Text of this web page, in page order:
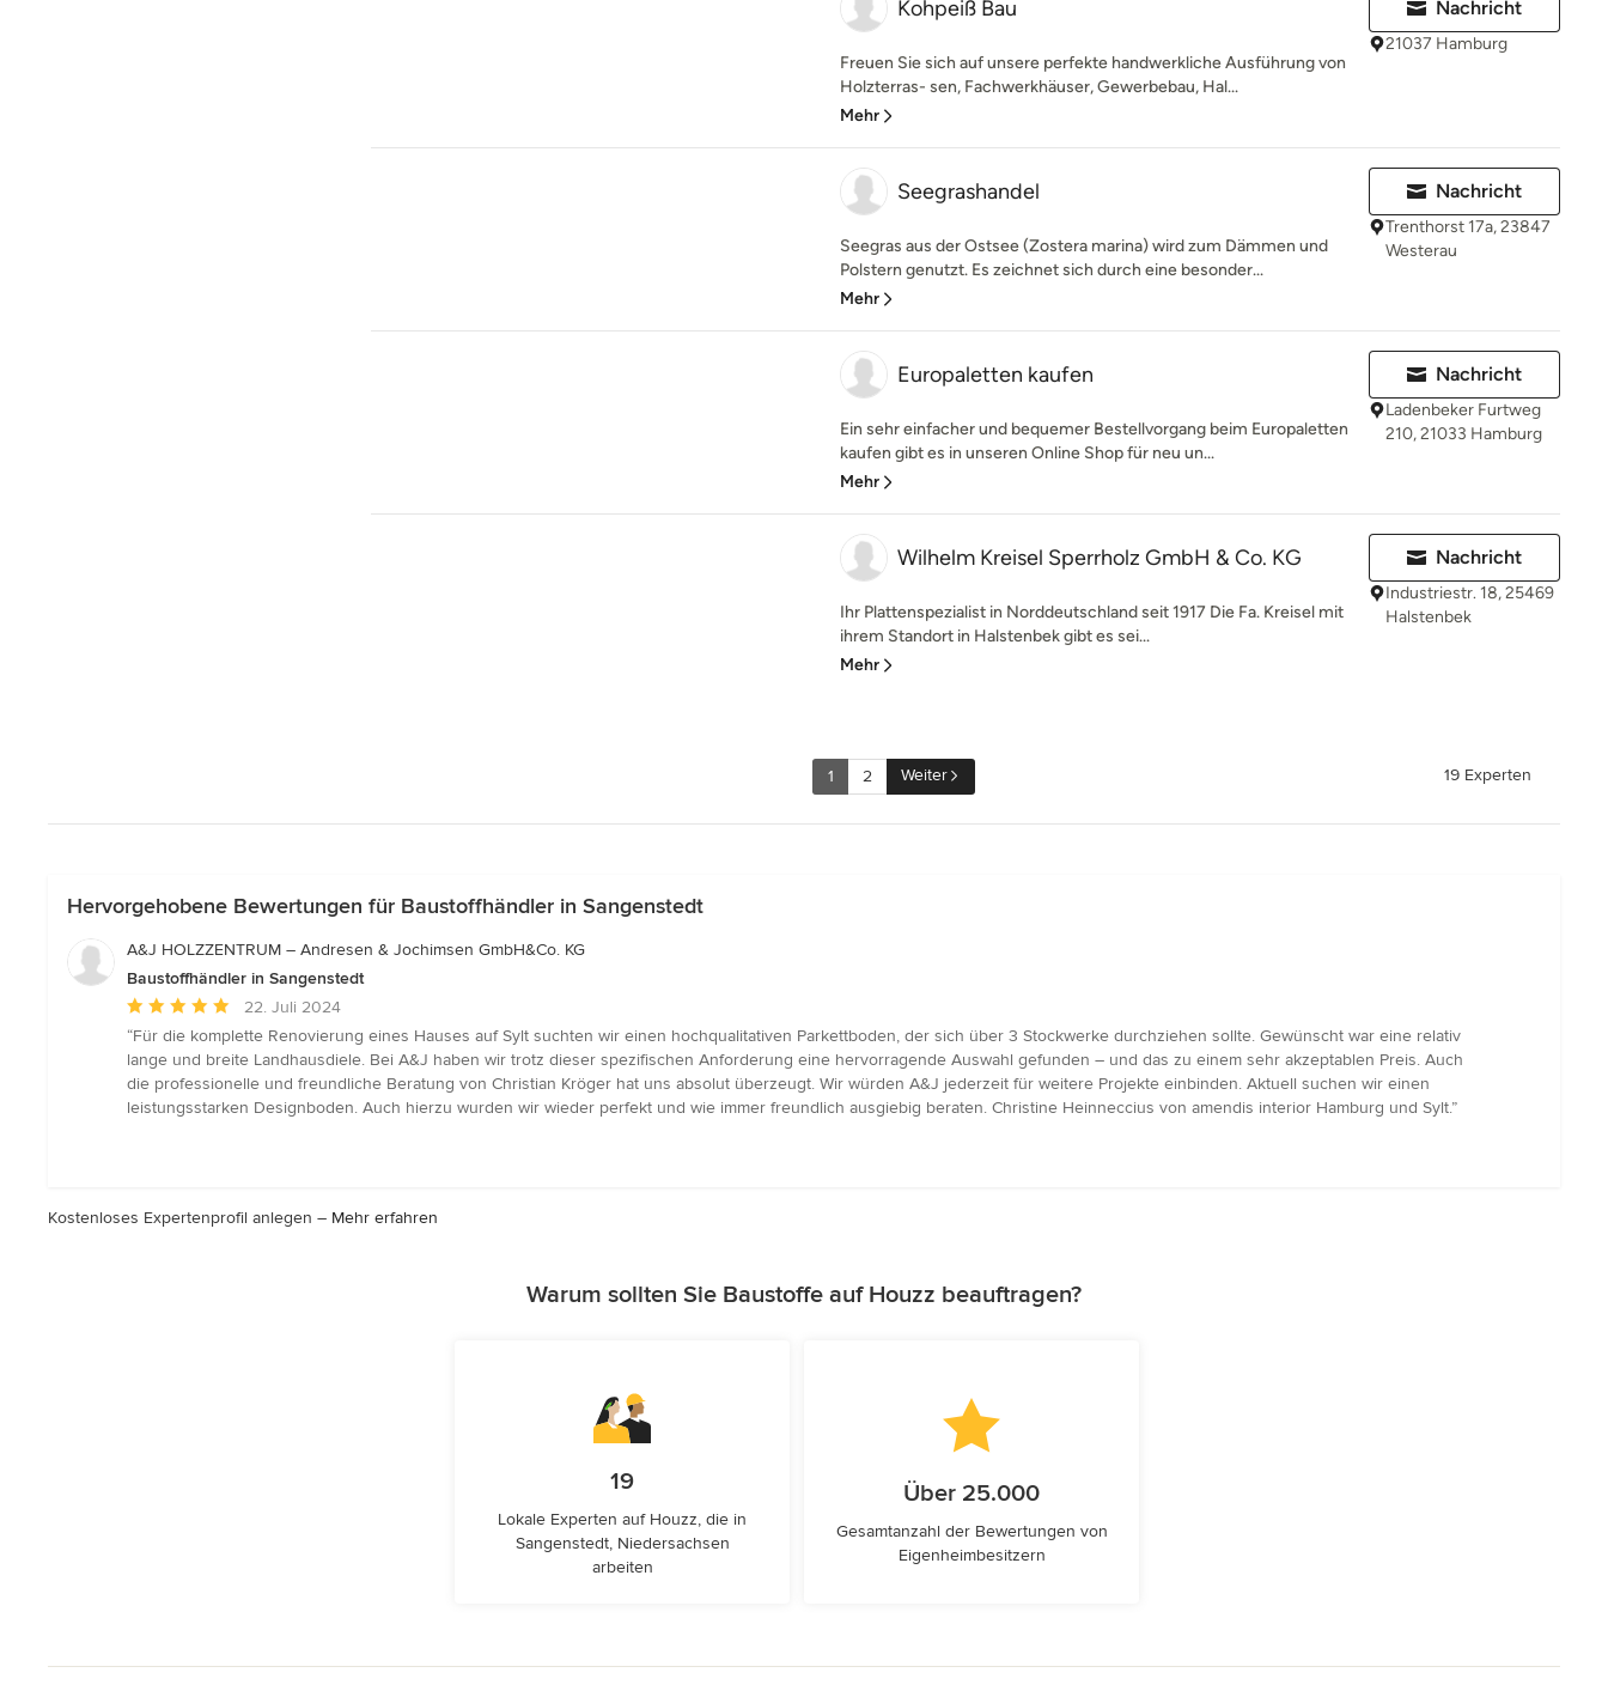
Kohpeiß Bau
Freuen Sie sich auf unsere perfekte handwerkliche Ausführung von
Holzterras- sen, Fachwerkhäuser, Gewerbebau, Hal...
Mehr
Nachricht
21037 Hamburg
Seegrashandel
Seegras aus der Ostsee (Zostera marina) wird zum Dämmen und
Polstern genutzt. Es zeichnet sich durch eine besonder...
Mehr
Nachricht
Trenthorst 17a, 23847
Westerau
Europaletten kaufen
Ein sehr einfacher und bequemer Bestellvorgang beim Europaletten
kaufen gibt es in unseren Online Shop für neu un...
Mehr
Nachricht
Ladenbeker Furtweg
210, 21033 Hamburg
Wilhelm Kreisel Sperrholz GmbH & Co. KG
Ihr Plattenspezialist in Norddeutschland seit 1917 Die Fa. Kreisel mit
ihrem Standort in Halstenbek gibt es sei...
Mehr
Nachricht
Industriestr. 18, 25469
Halstenbek
1 2 Weiter 19 Experten
Hervorgehobene Bewertungen für Baustoffhändler in Sangenstedt
A&J HOLZZENTRUM – Andresen & Jochimsen GmbH&Co. KG
Baustoffhändler in Sangenstedt
Durchschnittliche
Bewertung:
5
von
5
22. Juli 2024
“Für die komplette Renovierung eines Hauses auf Sylt suchten wir einen hochqualitativen Parkettboden, der sich über 3 Stockwerke durchziehen sollte. Gewünscht war eine relativ
lange und breite Landhausdiele. Bei A&J haben wir trotz dieser spezifischen Anforderung eine hervorragende Auswahl gefunden – und das zu einem sehr akzeptablen Preis. Auch
die professionelle und freundliche Beratung von Christian Kröger hat uns absolut überzeugt. Wir würden A&J jederzeit für weitere Projekte einbinden. Aktuell suchen wir einen
leistungsstarken Designboden. Auch hierzu wurden wir wieder perfekt und wie immer freundlich ausgiebig beraten. Christine Heinneccius von amendis interior Hamburg und Sylt.”
Kostenloses Expertenprofil anlegen – Mehr erfahren
Warum sollten Sie Baustoffe auf Houzz beauftragen?
19
Lokale Experten auf Houzz, die in
Sangenstedt, Niedersachsen
arbeiten
Über 25.000
Gesamtanzahl der Bewertungen von
Eigenheimbesitzern